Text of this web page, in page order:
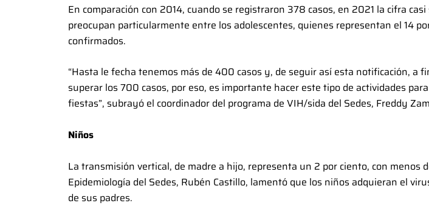
En comparación con 2014, cuando se registraron 378 casos, en 2021 la cifra
preocupan particularmente entre los adolescentes, quienes representan el 14
confirmados.
“Hasta le fecha tenemos más de 400 casos y, de seguir así esta notificación, a
superar los 700 casos, por eso, es importante hacer este tipo de actividades
fiestas”, subrayó el coordinador del programa de VIH/sida del Sedes, Freddy
Niños
La transmisión vertical, de madre a hijo, representa un 2 por ciento, con menos
Epidemiología del Sedes, Rubén Castillo, lamentó que los niños adquieran el
de sus padres.